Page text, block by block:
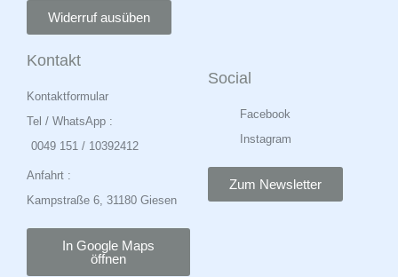
Widerruf ausüben
Kontakt
Kontaktformular
Tel / WhatsApp :
0049 151 / 10392412
Anfahrt :
Kampstraße 6, 31180 Giesen
In Google Maps
öffnen
Social
Facebook
Instagram
Zum Newsletter